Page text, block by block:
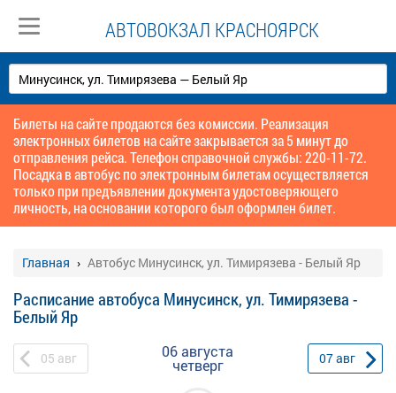
АВТОВОКЗАЛ КРАСНОЯРСК
Билеты на сайте продаются без комиссии. Реализация
электронных билетов на сайте закрывается за 5 минут до
отправления рейса. Телефон справочной службы: 220-11-72.
Посадка в автобус по электронным билетам осуществляется
только при предъявлении документа удостоверяющего
личность, на основании которого был оформлен билет.
Главная Автобус Минусинск, ул. Тимирязева - Белый Яр
Расписание автобуса Минусинск, ул. Тимирязева -
Белый Яр
05 авг 06 августа
четверг 07авг